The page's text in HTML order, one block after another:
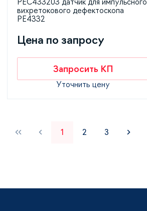
PEC433203 датчик для импульсного
вихретокового дефектоскопа
PE4332
Цена по запросу
Запросить КП
Уточнить цену
1 2 3